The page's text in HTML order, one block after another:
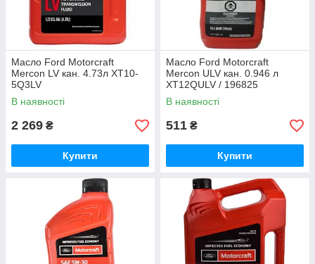
Масло Ford Motorcraft
Mercon LV кан. 4.73л XT10-
5Q3LV
В наявності
2 269 ₴
Купити
Масло Ford Motorcraft
Mercon ULV кан. 0.946 л
XT12QULV / 196825
В наявності
511 ₴
Купити